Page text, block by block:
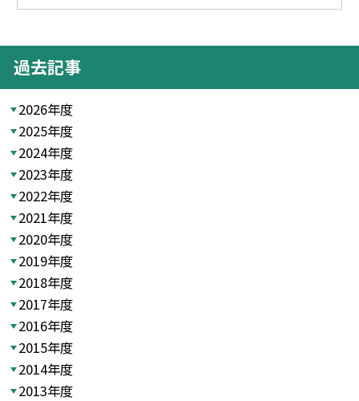
過去記事
2026年度
2025年度
2024年度
2023年度
2022年度
2021年度
2020年度
2019年度
2018年度
2017年度
2016年度
2015年度
2014年度
2013年度